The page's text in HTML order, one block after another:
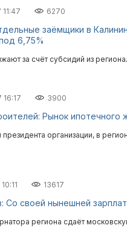
6270
заёмщики в
6,75%
за счёт субсидий из
16:17 3900
Рынок ипотечного
организации, в
13617
Со своей нынешней
региона сдаёт